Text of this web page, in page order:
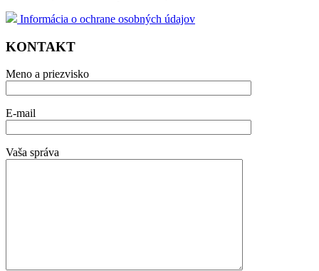
Informácia o ochrane osobných údajov
KONTAKT
Meno a priezvisko
E-mail
Vaša správa